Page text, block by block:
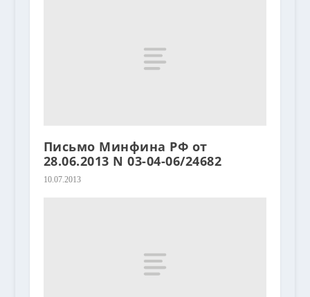
Письмо Минфина РФ от
28.06.2013 N 03-04-06/24682
10.07.2013